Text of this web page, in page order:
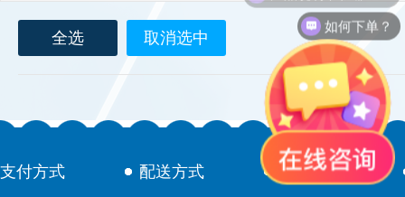
LGC Maine Standards Biolife
AbD Serotec
全选 取消选中
支付方式 配送方式 售后服务
如何下单？